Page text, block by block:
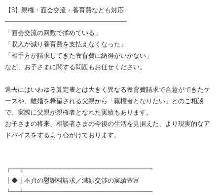
【3】親権・面会交流・養育費なども対応
━━━━━━━━━━━━━━━━━━━
「面会交流の回数で揉めている」
「収入が減り養育費を支払えなくなった」
「相手方が請求してきた養育費に納得がいかない」
など、お子さまに関する問題もお任せください。
過去にはいわゆる算定表とは大きく異なる養育費請求で合意ができたケ
ースや、離婚を希望される父親から「親権者となりたい」とのご相談
で、実際に父親が親権者となれた実績もあります。
お子さまの将来、相談者さまの今後の生活を見据えた、より現実的なア
ドバイスをするよう心がけております。
┏━┳━━━━━━━━━━━━━━━━━━━━
┃◆┃不貞の慰謝料請求／減額交渉の実績豊富
┗━┻━━━━━━━━━━━━━━━━━━━━